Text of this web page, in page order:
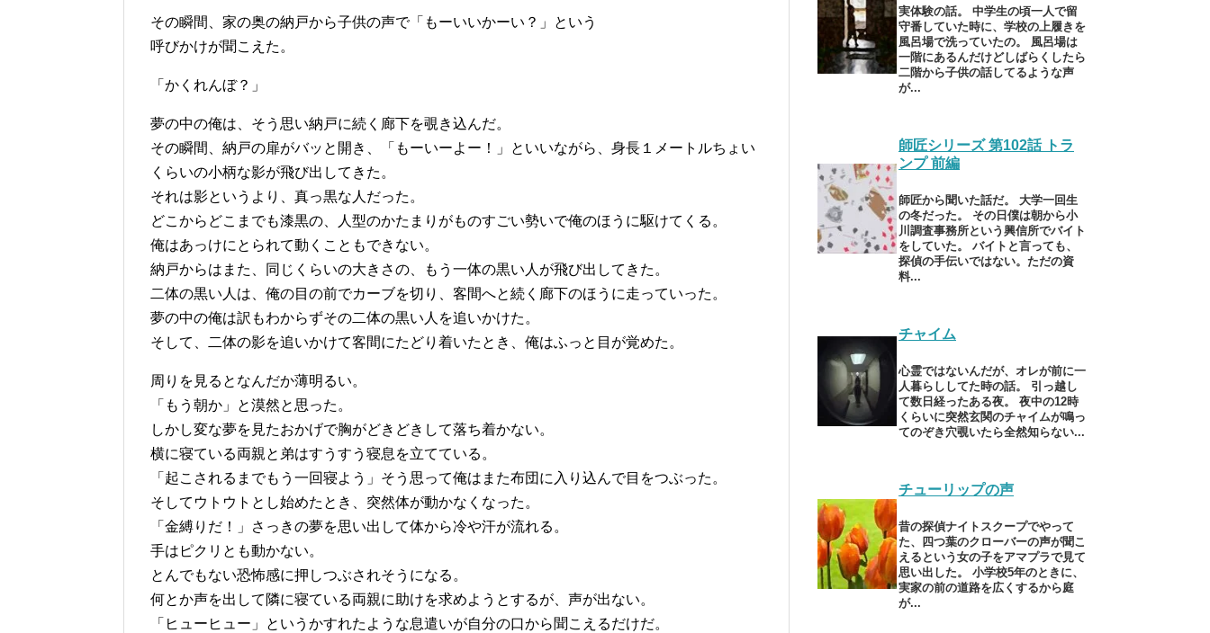
その瞬間、家の奥の納戸から子供の声で「もーいいかーい？」という
呼びかけが聞こえた。
「かくれんぼ？」
夢の中の俺は、そう思い納戸に続く廊下を覗き込んだ。
その瞬間、納戸の扉がバッと開き、「もーいーよー！」といいながら、身長１メートルちょい
くらいの小柄な影が飛び出してきた。
それは影というより、真っ黒な人だった。
どこからどこまでも漆黒の、人型のかたまりがものすごい勢いで俺のほうに駆けてくる。
俺はあっけにとられて動くこともできない。
納戸からはまた、同じくらいの大きさの、もう一体の黒い人が飛び出してきた。
二体の黒い人は、俺の目の前でカーブを切り、客間へと続く廊下のほうに走っていった。
夢の中の俺は訳もわからずその二体の黒い人を追いかけた。
そして、二体の影を追いかけて客間にたどり着いたとき、俺はふっと目が覚めた。
周りを見るとなんだか薄明るい。
「もう朝か」と漠然と思った。
しかし変な夢を見たおかげで胸がどきどきして落ち着かない。
横に寝ている両親と弟はすうすう寝息を立てている。
「起こされるまでもう一回寝よう」そう思って俺はまた布団に入り込んで目をつぶった。
そしてウトウトとし始めたとき、突然体が動かなくなった。
「金縛りだ！」さっきの夢を思い出して体から冷や汗が流れる。
手はピクリとも動かない。
とんでもない恐怖感に押しつぶされそうになる。
何とか声を出して隣に寝ている両親に助けを求めようとするが、声が出ない。
「ヒューヒュー」というかすれたような息遣いが自分の口から聞こえるだけだ。
実体験の話。 中学生の頃一人で留
守番していた時に、学校の上履きを
風呂場で洗っていたの。 風呂場は
一階にあるんだけどしばらくしたら
二階から子供の話してるような声
が...
師匠シリーズ 第102話 トラ
ンプ 前編
師匠から聞いた話だ。 大学一回生
の冬だった。 その日僕は朝から小
川調査事務所という興信所でバイト
をしていた。 バイトと言っても、
探偵の手伝いではない。ただの資
料...
チャイム
心霊ではないんだが、オレが前に一
人暮らししてた時の話。 引っ越し
て数日経ったある夜。 夜中の12時
くらいに突然玄関のチャイムが鳴っ
てのぞき穴覗いたら全然知らない...
チューリップの声
昔の探偵ナイトスクープでやって
た、四つ葉のクローバーの声が聞こ
えるという女の子をアマプラで見て
思い出した。 小学校5年のときに、
実家の前の道路を広くするから庭
が...